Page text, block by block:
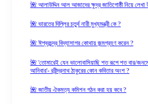
🌺 আলাউদ্দিন আল আজাদের ক্ষুদ্র জাতিগোষ্ঠী নিয়ে
🌺 ভারতের দিল্লির চতুর্থ নারী মুখ্যমন্ত্রী কে ?
🌺 ঈশ্বরচন্দ্র বিদ্যাসাগর কোথায় জন্মগ্রহণ করেন ?
🌺 'তোমারেই যেন ভালোবাসিয়াছি শত রূপে শত বার/
আনিবার'- রবীন্দ্রনাথ ঠাকুরের কোন কবিতার অংশ ?
🌺 জাতীয় ঐকমত্য কমিশন গঠন করা হয় কবে ?